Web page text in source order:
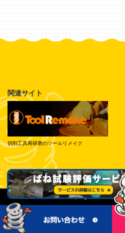
関連サイト
切削工具再研磨のツールリメイク
© Tokai Spring Industries, Inc.